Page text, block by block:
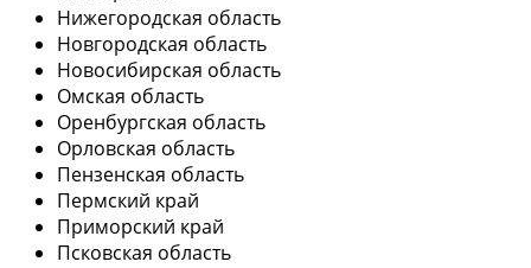
Нижегородская область
Новгородская область
Новосибирская область
Омская область
Оренбургская область
Орловская область
Пензенская область
Пермский край
Приморский край
Псковская область